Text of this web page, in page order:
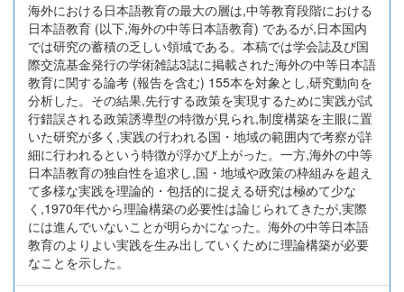
海外における日本語教育の最大の層は,中等教育段階における
日本語教育 (以下,海外の中等日本語教育) であるが,日本国内
では研究の蓄積の乏しい領域である。本稿では学会誌及び国
際交流基金発行の学術雑誌3誌に掲載された海外の中等日本語
教育に関する論考 (報告を含む) 155本を対象とし,研究動向を
分析した。その結果,先行する政策を実現するために実践が試
行錯誤される政策誘導型の特徴が見られ,制度構築を主眼に置
いた研究が多く,実践の行われる国・地域の範囲内で考察が詳
細に行われるという特徴が浮かび上がった。一方,海外の中等
日本語教育の独自性を追求し,国・地域や政策の枠組みを超え
て多様な実践を理論的・包括的に捉える研究は極めて少な
く,1970年代から理論構築の必要性は論じられてきたが,実際
には進んでいないことが明らかになった。海外の中等日本語
教育のよりよい実践を生み出していくために理論構築が必要
なことを示した。